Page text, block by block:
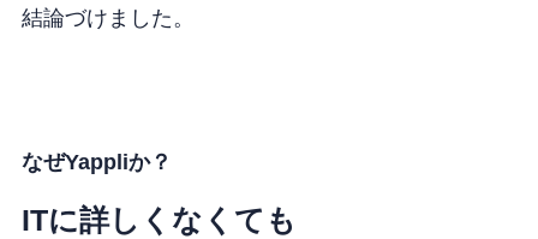
結論づけました。
なぜYappliか？
ITに詳しくなくても